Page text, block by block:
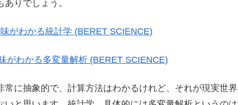
りでしょう。
がわかる統計学 (BERET SCIENCE)
がわかる多変量解析 (BERET SCIENCE)
に抽象的で、計算方法はわかるけれど、それが現実世界